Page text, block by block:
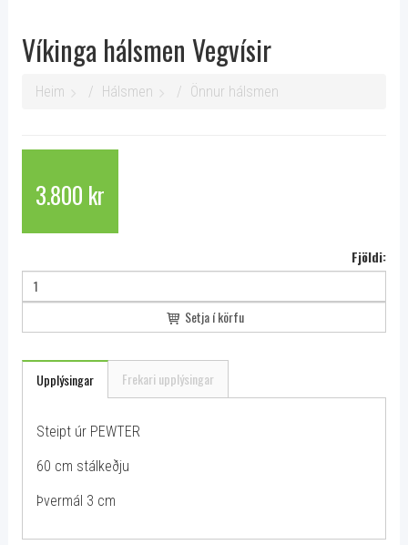
Víkinga hálsmen Vegvísir
Heim Hálsmen Önnur hálsmen
3.800 kr
Fjöldi:
Setja í körfu
Upplýsingar Frekari upplýsingar
Steipt úr PEWTER
60 cm stálkeðju
Þvermál 3 cm